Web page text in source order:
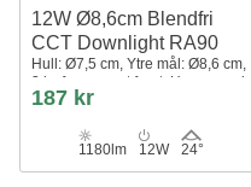
12W Ø8,6cm Blendfri
CCT Downlight RA90
Hull: Ø7,5 cm, Ytre mål: Ø8,6 cm,
3 lysfarger, sort front, Honeycomb
187 kr
1180lm 12W 24°